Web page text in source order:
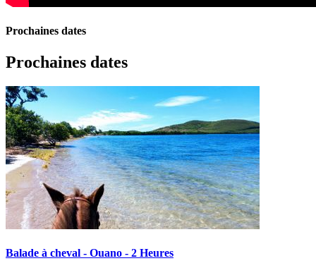
Prochaines dates
Prochaines dates
Balade à cheval - Ouano - 2 Heures